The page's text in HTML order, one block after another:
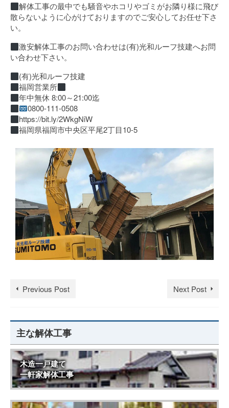
解体工事の最中でも騒音やホコリやゴミがお隣り様に飛び
散らないように心がけておりますのでご安心してお任せ下さ
い。
激安解体工事のお問い合わせは(有)光和ルーフ技建へお問
い合わせ下さい。
(有)光和ルーフ技建
福岡営業所
年中無休 8:00～21:00迄
0800-111-0508
https://bit.ly/2WkgNiW
福岡県福岡市中央区平尾2丁目10-5
Previous Post Next Post
主な解体工事
木造一戸建て
一軒家解体工事